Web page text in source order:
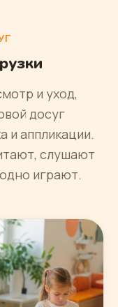
и уход,
досуг
и аппликации.
слушают
играют.